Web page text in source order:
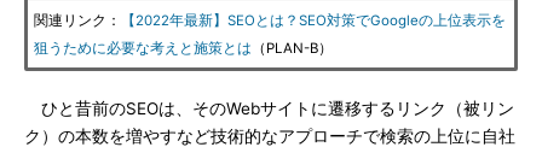
関連リンク：
【2022年最新】SEOとは？SEO対策でGoogleの上位表示を
狙うために必要な考えと施策とは （PLAN-B）
ひと昔前のSEOは、そのWebサイトに遷移するリンク（被リン
ク）の本数を増やすなど技術的なアプローチで検索の上位に自社